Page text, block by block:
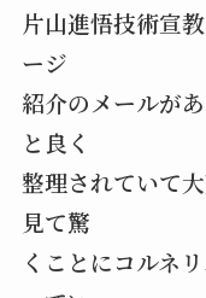
片山進悟技術宣
ージ
紹介のメールが
と良く
整理されていて
見て驚
くことにコルネ